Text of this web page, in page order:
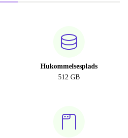
Hukommelsesplads
512 GB